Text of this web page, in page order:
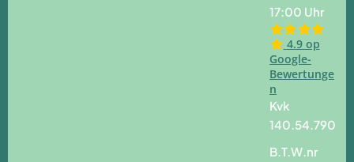
17:00 Uhr
4.9 op
Google-
Bewertunge
n
Kvk
140.54.790
B.T.W.nr